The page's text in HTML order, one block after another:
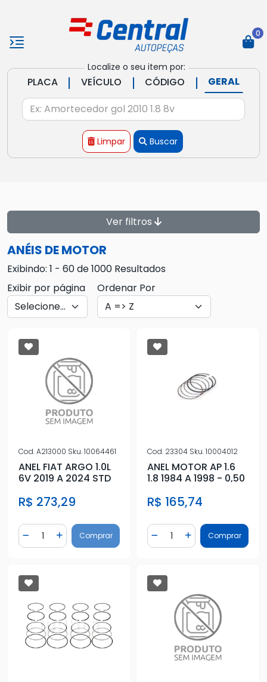
Localize o seu item por:
PLACA | VEÍCULO | CÓDIGO | GERAL
Limpar Buscar
0
Ver filtros
ANÉIS DE MOTOR
Exibindo: 1 - 60 de 1000 Resultados
Exibir por página
Ordenar Por
Cod.A213000 Sku.10064461
ANEL FIAT ARGO 1.0L
6V 2019 A 2024 STD
R$ 273,29
Diminuir Quantidade
Quantidade
Adicionar Quantidade
Comprar
Cod. 23304 Sku.10004012
ANEL MOTOR AP 1.6
1.8 1984 A 1998 - 0,50
R$ 165,74
Diminuir Quantidade
Quantidade
AdicionarComprar